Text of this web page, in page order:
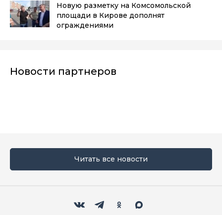
Новую разметку на Комсомольской
площади в Кирове дополнят
ограждениями
Новости партнеров
Читать все новости